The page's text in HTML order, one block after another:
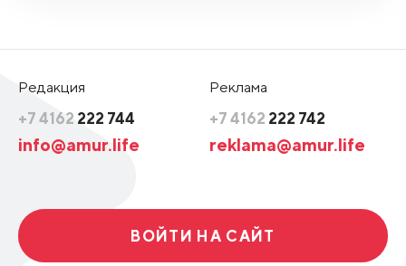
Редакция
+7 4162 222 744
info@amur.life
Реклама
+7 4162 222 742
reklama@amur.life
ВОЙТИ НА САЙТ